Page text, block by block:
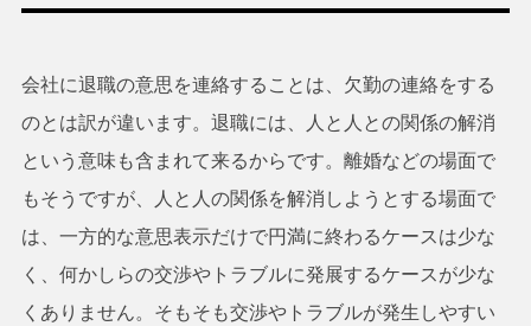
会社に退職の意思を連絡することは、欠勤の連絡をする
のとは訳が違います。退職には、人と人との関係の解消
という意味も含まれて来るからです。離婚などの場面で
もそうですが、人と人の関係を解消しようとする場面で
は、一方的な意思表示だけで円満に終わるケースは少な
く、何かしらの交渉やトラブルに発展するケースが少な
くありません。そもそも交渉やトラブルが発生しやすい